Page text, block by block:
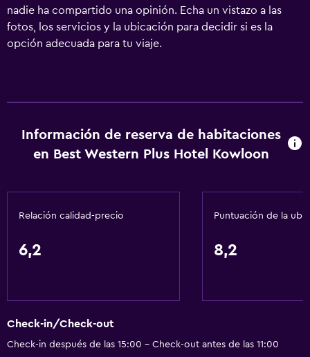
nadie ha compartido una opinión. Echa un vistazo a las
fotos, los servicios y la ubicación para decidir si es la
opción adecuada para tu viaje.
Información de reserva de habitaciones
en Best Western Plus Hotel Kowloon
Relación calidad-precio
6,2
Puntuación de la
8,2
Check-in/Check-out
Check-in después de las 15:00 - Check-out antes de las 11:00